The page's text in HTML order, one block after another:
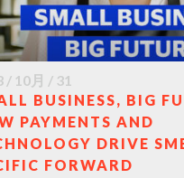
/ 10月 / 31
BUSINESS, BIG
PAYMENTS AND
DRIVE
FORWARD